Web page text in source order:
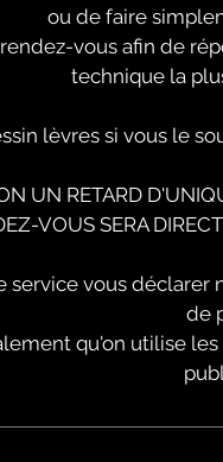
ou de faire
vous afin de
technique la
lèvres si vous le
UN RETARD
VOUS SERA
service vous
de
qu'on utilise